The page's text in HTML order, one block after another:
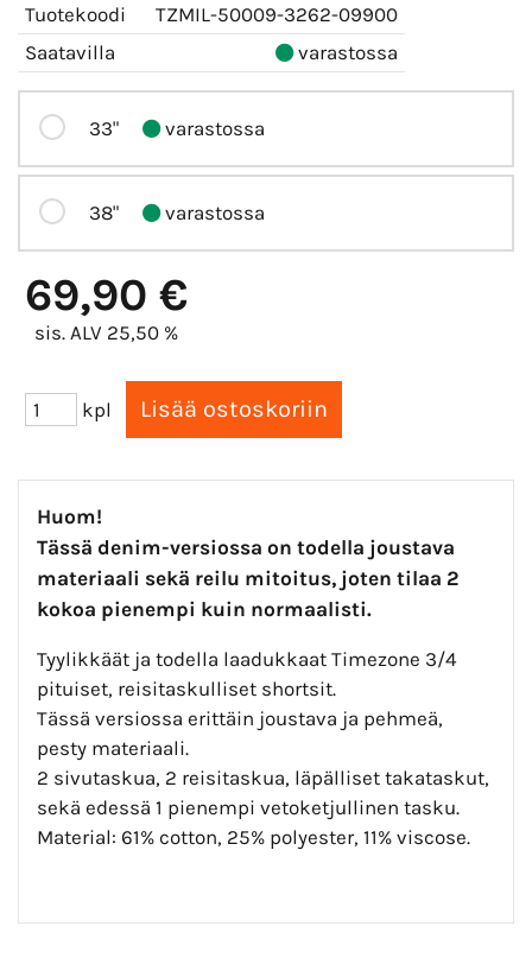
Tuotekoodi
TZMIL-50009-3262-09900
Saatavilla
varastossa
33" varastossa
38" varastossa
69,90 €
sis. ALV 25,50 %
kpl
Huom!
Tässä denim-versiossa on todella joustava
materiaali sekä reilu mitoitus, joten tilaa 2
kokoa pienempi kuin normaalisti.
Tyylikkäät ja todella laadukkaat Timezone 3/4
pituiset, reisitaskulliset shortsit.
Tässä versiossa erittäin joustava ja pehmeä,
pesty materiaali.
2 sivutaskua, 2 reisitaskua, läpälliset takataskut,
sekä edessä 1 pienempi vetoketjullinen tasku.
Material: 61% cotton, 25% polyester, 11% viscose.